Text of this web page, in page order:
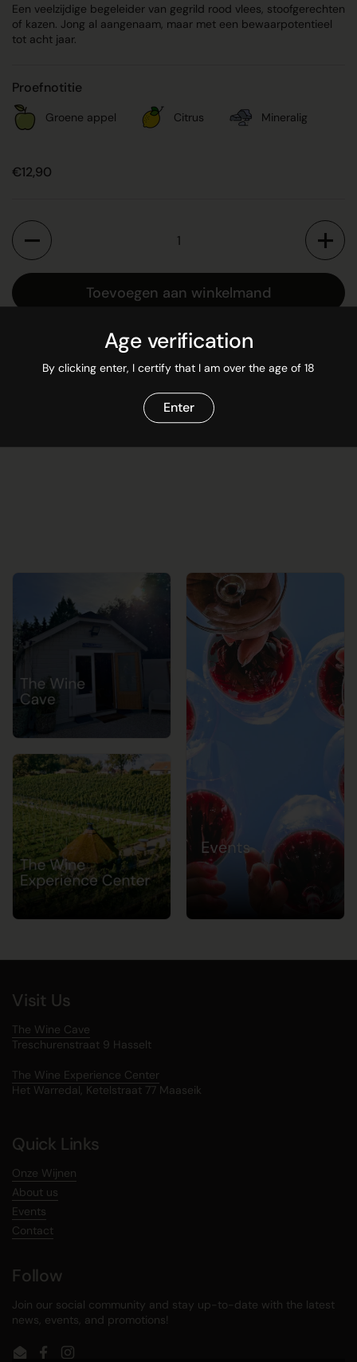
Een veelzijdige begeleider van gegrild rood vlees, stoofgerechten
of kazen. Jong al aangenaam, maar met een bewaarpotentieel
tot acht jaar.
Proefnotitie
Groene appel Citrus Mineralig
Prijs:
€12,90
Aantal
Toevoegen aan winkelmand
Meer informatie
Visit Us
The Wine Cave
Treschurenstraat 9 Hasselt
The Wine Experience Center
Het Warredal, Ketelstraat 77 Maaseik
Quick Links
Onze Wijnen
About us
Events
Contact
Follow
Join our social community and stay up-to-date with the latest
news, events, and promotions!
EmailFacebookInstagram
Age verification
By clicking enter, I certify that I am over the age of 18
Enter